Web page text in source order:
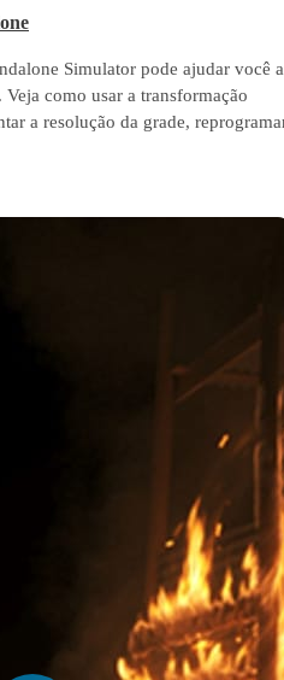
Simulator pode ajudar você a
como usar a transformação
a resolução da grade,